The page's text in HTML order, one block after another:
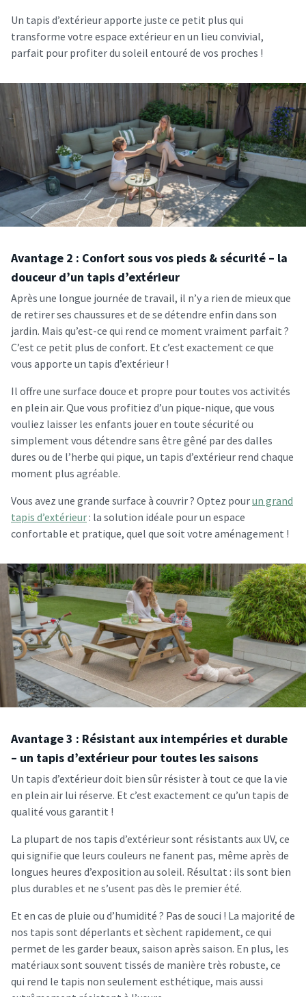
Un tapis d’extérieur apporte juste ce petit plus qui
transforme votre espace extérieur en un lieu convivial,
parfait pour profiter du soleil entouré de vos proches !
Avantage 2 : Confort sous vos pieds & sécurité – la
douceur d’un tapis d’extérieur
Après une longue journée de travail, il n’y a rien de mieux que
de retirer ses chaussures et de se détendre enfin dans son
jardin. Mais qu’est-ce qui rend ce moment vraiment parfait ?
C’est ce petit plus de confort. Et c’est exactement ce que
vous apporte un tapis d’extérieur !
Il offre une surface douce et propre pour toutes vos activités
en plein air. Que vous profitiez d’un pique-nique, que vous
vouliez laisser les enfants jouer en toute sécurité ou
simplement vous détendre sans être gêné par des dalles
dures ou de l’herbe qui pique, un tapis d’extérieur rend chaque
moment plus agréable.
Vous avez une grande surface à couvrir ? Optez pourun grand
tapis d’extérieur : la solution idéale pour un espace
confortable et pratique, quel que soit votre aménagement !
Avantage 3 : Résistant aux intempéries et durable
– un tapis d’extérieur pour toutes les saisons
Un tapis d’extérieur doit bien sûr résister à tout ce que la vie
en plein air lui réserve. Et c’est exactement ce qu’un tapis de
qualité vous garantit !
La plupart de nos tapis d’extérieur sont résistants aux UV, ce
qui signifie que leurs couleurs ne fanent pas, même après de
longues heures d’exposition au soleil. Résultat : ils sont bien
plus durables et ne s’usent pas dès le premier été.
Et en cas de pluie ou d’humidité ? Pas de souci ! La majorité de
nos tapis sont déperlants et sèchent rapidement, ce qui
permet de les garder beaux, saison après saison. En plus, les
matériaux sont souvent tissés de manière très robuste, ce
qui rend le tapis non seulement esthétique, mais aussi